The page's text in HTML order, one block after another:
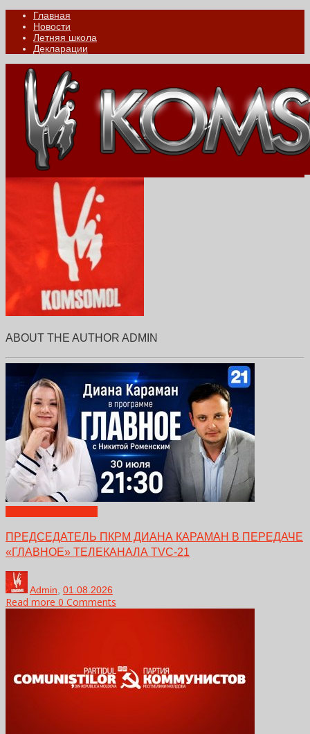
Главная
Новости
Летняя школа
Декларации
ABOUT THE AUTHOR ADMIN
ПРЕДСЕДАТЕЛЬ ПКРМ ДИАНА КАРАМАН В ПЕРЕДАЧЕ
«ГЛАВНОЕ» ТЕЛЕКАНАЛА TVC-21
Admin 01.08.2026
Read more 0 Comments